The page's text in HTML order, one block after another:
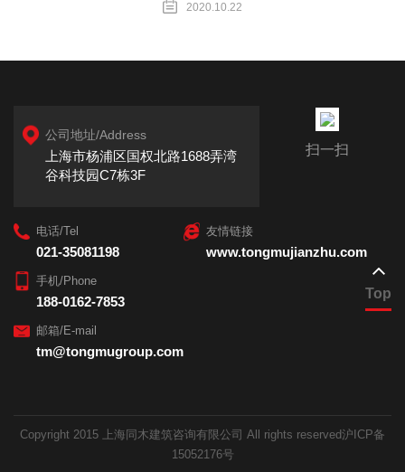
2020.10.22
公司地址/Address
上海市杨浦区国权北路1688弄湾
谷科技园C7栋3F
扫一扫
电话/Tel
021-35081198
手机/Phone
188-0162-7853
邮箱/E-mail
tm@tongmugroup.com
友情链接
www.tongmujianzhu.com
Top
Copyright 2015 上海同木建筑咨询有限公司 All rights reserved沪ICP备
15052176号